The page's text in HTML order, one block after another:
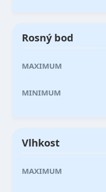
Rosný bod
MAXIMUM
MINIMUM
Vlhkost
MAXIMUM